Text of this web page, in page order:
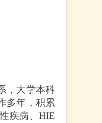
，大学本科
多年，积累
疾病、HIE